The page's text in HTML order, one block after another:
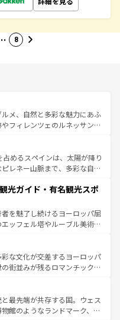
8
メ、自然と多彩な魅力にあふ
フィレンツェのルネッサンス
園風景やアマルフィ海岸の絶
い。観光の合間には、本場の
タリア料理を堪能することも
れられない旅をしてみよう！
めるスペインは、太陽が降り
レネー山脈まで、多彩な自然
熱的なフラメンコ、熱気あふ
パスが生活の一部となってい
れた雰囲気や、バルセロナの
方では古代ローマ遺跡や中世
候が異なるスペインはその個
性で訪れる人を魅了する。 なお、新着のスペイン情報は コ
しい。
光ガイド・有名観光スポ
を魅了し続けるヨーロッパ屈
ッフェル塔やルーブル美術館
る。華麗な宮殿、歴史的な大
豊かな自然が、訪れる者を心
スは美食の国としても知ら
あるランス、プロヴァンスの
多彩な楽しみ方が可能だ。さ
力が溢れており、どの街角に
な文化が交差するヨーロッパ
街並みが残るロマンチック街
いても飽きることがない。ベ
ルン州のアルプスの絶景、そ
といった風景は必見。ビール
最先端が共存する国。ウェス
館のようなランドマーク、歴